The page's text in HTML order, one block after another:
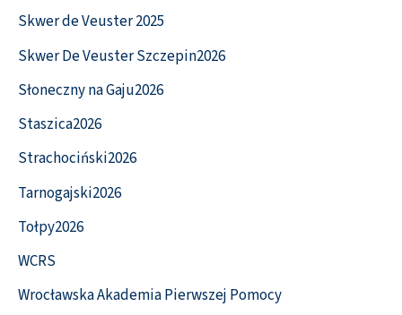
Skwer de Veuster 2025
Skwer De Veuster Szczepin2026
Słoneczny na Gaju2026
Staszica2026
Strachociński2026
Tarnogajski2026
Tołpy2026
WCRS
Wrocławska Akademia Pierwszej Pomocy